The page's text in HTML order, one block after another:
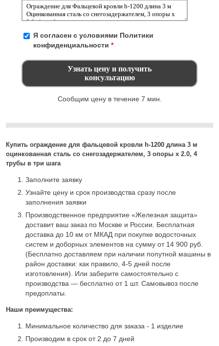
Купить ограждение для фальцевой кровли h-1200 длина 3 м
оцинкованная сталь со снегозадержателем, 3 опоры х 2.0, 4
трубы в три шага
Заполните заявку
Узнайте цену и срок производства сразу после
заполнения заявки
Производственное предприятие «Железная защита»
доставит ваш заказ по Москве и России. Бесплатная
доставка до 10 км от МКАД при покупке водосточных
систем и доборных элементов на сумму от 14 900 руб.
(Бесплатно доставляем при наличии попутной машины в
район доставки: как правило, 4-5 дней после
изготовления). Или заберите самостоятельно с
производства — бесплатно от 1 шт. Самовывоз после
предоплаты.
Наши преимущества:
Минимальное количество для заказа - 1 изделие
Производим в срок от 2 до 7 дней
Я согласен с условиями Политики
конфиденциальности *
Сообщим цену в течение 7 мин.